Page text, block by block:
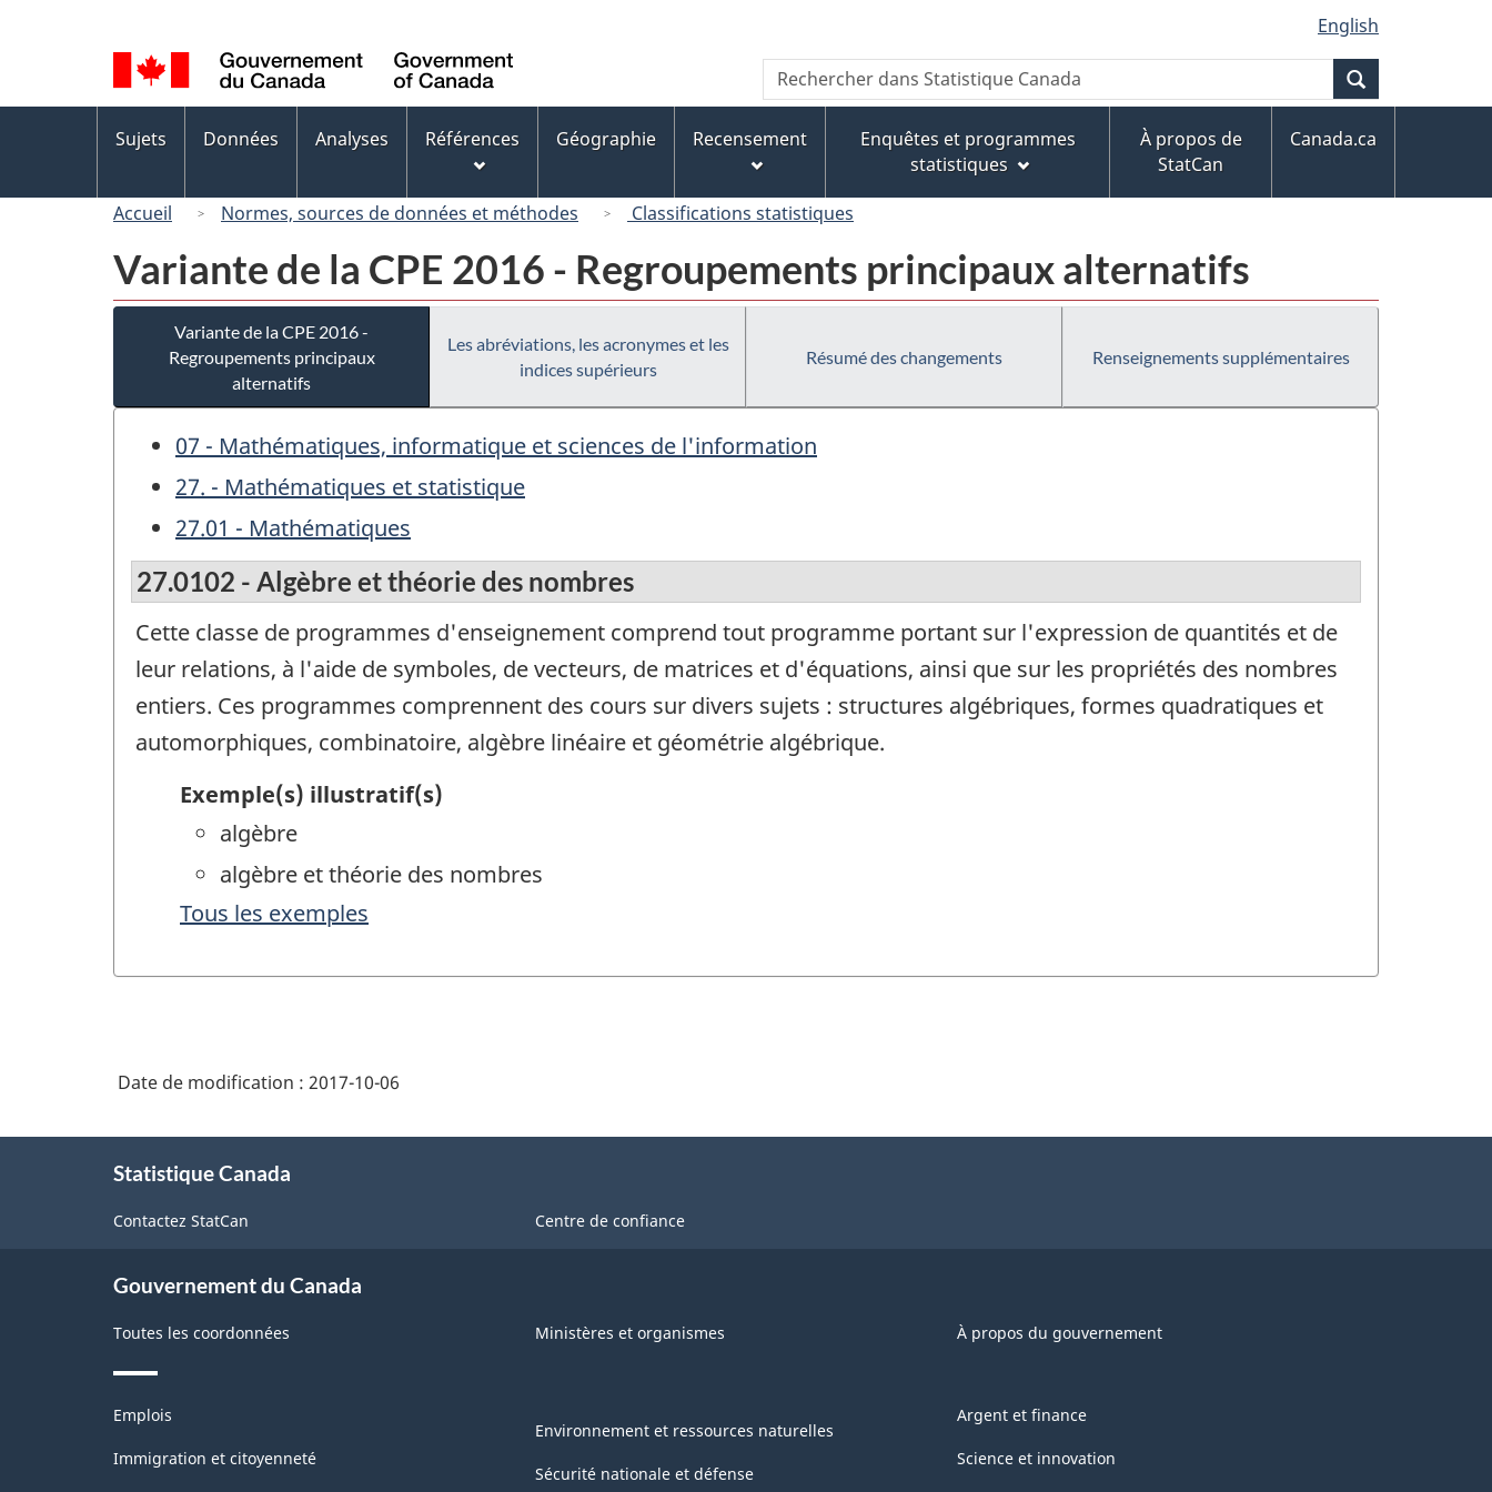
au
contenu
principal
« À
propos
de
ce
version
HTML
simplifiée
de
la
langue
English
Canada
Recherche
Rechercher
dans
Canada
des
Sujets Données Analyses Références Géographie Recensement
Enquêtes et programmes
statistiques
À propos de
StatCan
Canada.ca
Accueil Normes, sources de données et méthodes Classifications statistiques
Variante de la CPE 2016 - Regroupements principaux alternatifs
Variante de la CPE 2016 -
Regroupements principaux
alternatifs
Les abréviations, les acronymes et les
indices supérieurs
Résumé des changements Renseignements supplémentaires
07 - Mathématiques, informatique et sciences de l'information
27. - Mathématiques et statistique
27.01 - Mathématiques
27.0102 - Algèbre et théorie des nombres
Cette classe de programmes d'enseignement comprend tout programme portant sur l'expression de quantités et de
leur relations, à l'aide de symboles, de vecteurs, de matrices et d'équations, ainsi que sur les propriétés des nombres
entiers. Ces programmes comprennent des cours sur divers sujets : structures algébriques, formes quadratiques et
automorphiques, combinatoire, algèbre linéaire et géométrie algébrique.
Exemple(s) illustratif(s)
algèbre
algèbre et théorie des nombres
Tous les exemples
Date de modification : 2017-10-06
Statistique Canada
Contactez StatCan Centre de confiance
Gouvernement du Canada
Toutes les coordonnées Ministères et organismes À propos du gouvernement
Thèmes
sujets
Emplois
Immigration et citoyenneté
Environnement et ressources naturelles
Sécurité nationale et défense
Argent et finance
Science et innovation